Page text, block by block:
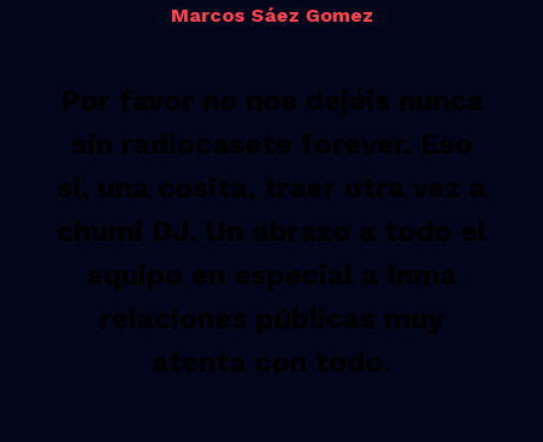
Marcos Sáez Gomez
Por favor no nos dejéis nunca
sin radiocasete forever. Eso
si, una cosita, traer otra vez a
chumi DJ. Un abrazo a todo el
equipo en especial a Inma
relaciones públicas muy
atenta con todo.